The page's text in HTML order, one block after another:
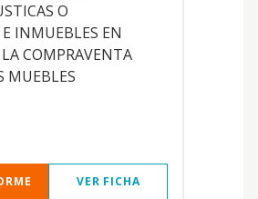
O
INMUEBLES EN
COMPRAVENTA
MUEBLES
VER FICHA